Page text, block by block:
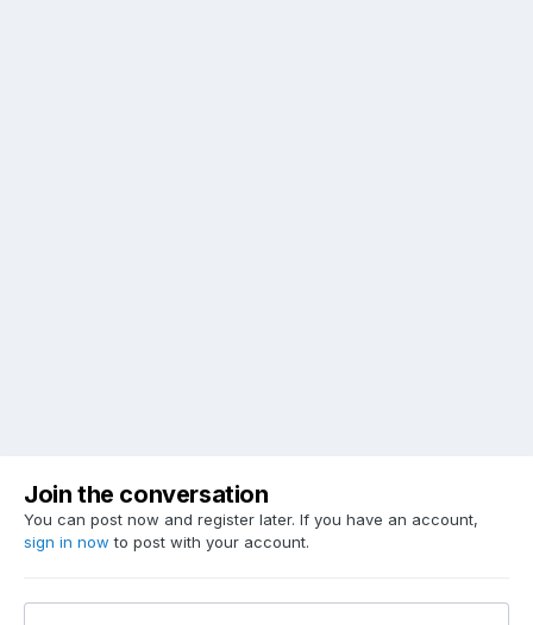
Join the conversation
You can post now and register later. If you have an account,
sign in now to post with your account.